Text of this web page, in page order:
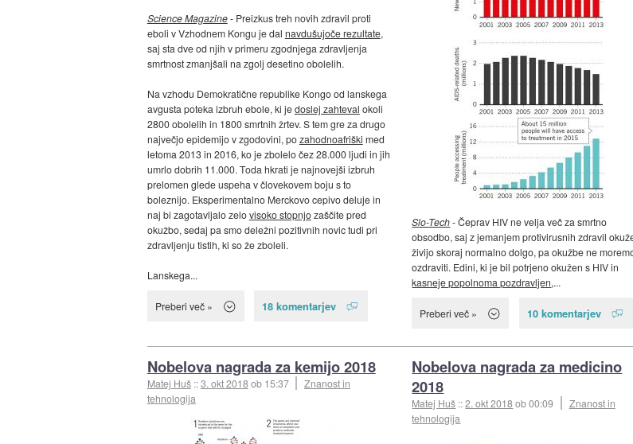
Science Magazine- Preizkus treh novih zdravil proti
eboli v Vzhodnem Kongu je dal navdušujoče rezultate,
saj sta dve od njih v primeru zgodnjega zdravljenja
smrtnost zmanjšali na zgolj desetino obolelih.
Na vzhodu Demokratične republike Kongo od lanskega
avgusta poteka izbruh ebole, ki jedoslej zahteval okoli
2800 obolelih in 1800 smrtnih žrtev. S tem gre za drugo
največjo epidemijo v zgodovini, pozahodnoafriški med
letoma 2013 in 2016, ko je zbolelo čez 28.000 ljudi in jih
umrlo dobrih 11.000. Toda hkrati je najnovejši izbruh
prelomen glede uspeha v človekovem boju s to
boleznijo. Eksperimentalno Merckovo cepivo deluje in
naj bi zagotavljalo zelovisoko stopnjozaščite pred
okužbo, sedaj pa smo deležni pozitivnih novic tudi pri
zdravljenju tistih, ki so že zboleli.
Lanskega...
Preberi več » 18 komentarjev
Slo-Tech- Čeprav HIV ne velja več za smrtno
obsodbo, saj z jemanjem protivirusnih zdravil
živijo skoraj normalno dolgo, pa okužbe ne
ozdraviti. Edini, ki je bil potrjeno okužen s HIV in
kasneje popolnoma pozdravljen,...
Preberi več » 10 komentarjev
Nobelova nagrada za kemijo 2018
Matej Huš ::3. okt 2018ob 15:37
Znanost in
tehnologija
Nobelova nagrada za medicino
2018
Matej Huš ::2. okt 2018ob 00:09
Znanost in
tehnologija